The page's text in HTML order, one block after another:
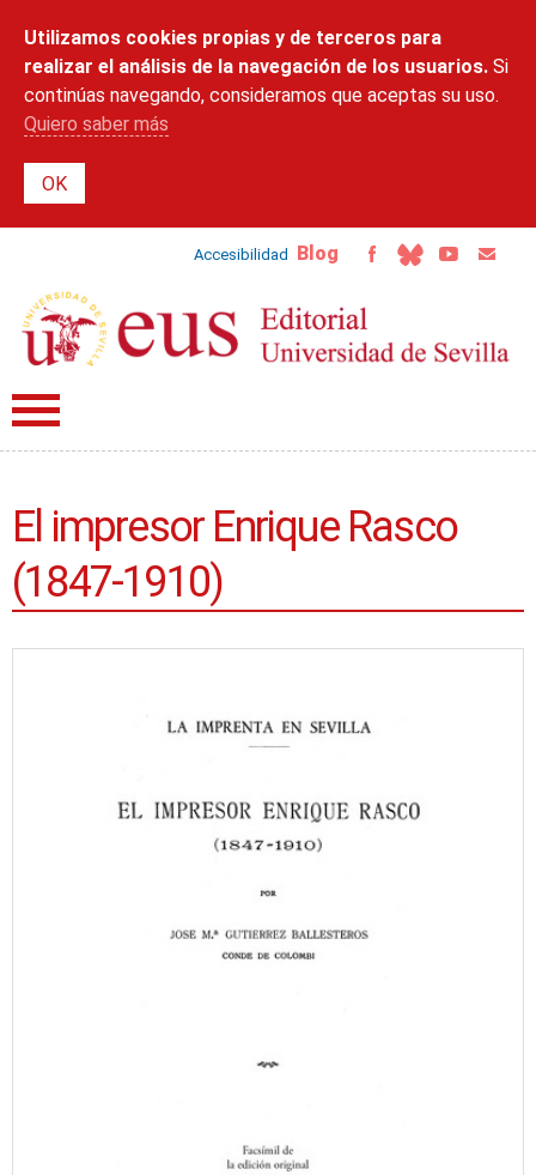
contenido
principal
Utilizamos cookies propias y de terceros para
realizar el análisis de la navegación de los usuarios. Si
continúas navegando, consideramos que aceptas su uso.
Quiero saber más
Accesibilidad Blog
El impresor Enrique Rasco
(1847-1910)